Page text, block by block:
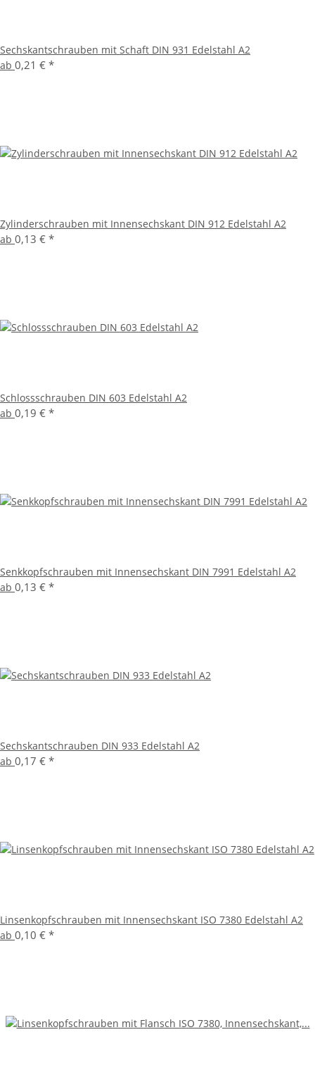
Sechskantschrauben mit Schaft DIN 931 Edelstahl A2
ab 0,21 € *
Zylinderschrauben mit Innensechskant DIN 912 Edelstahl A2
ab 0,13 € *
Schlossschrauben DIN 603 Edelstahl A2
ab 0,19 € *
Senkkopfschrauben mit Innensechskant DIN 7991 Edelstahl A2
ab 0,13 € *
Sechskantschrauben DIN 933 Edelstahl A2
ab 0,17 € *
Linsenkopfschrauben mit Innensechskant ISO 7380 Edelstahl A2
ab 0,10 € *